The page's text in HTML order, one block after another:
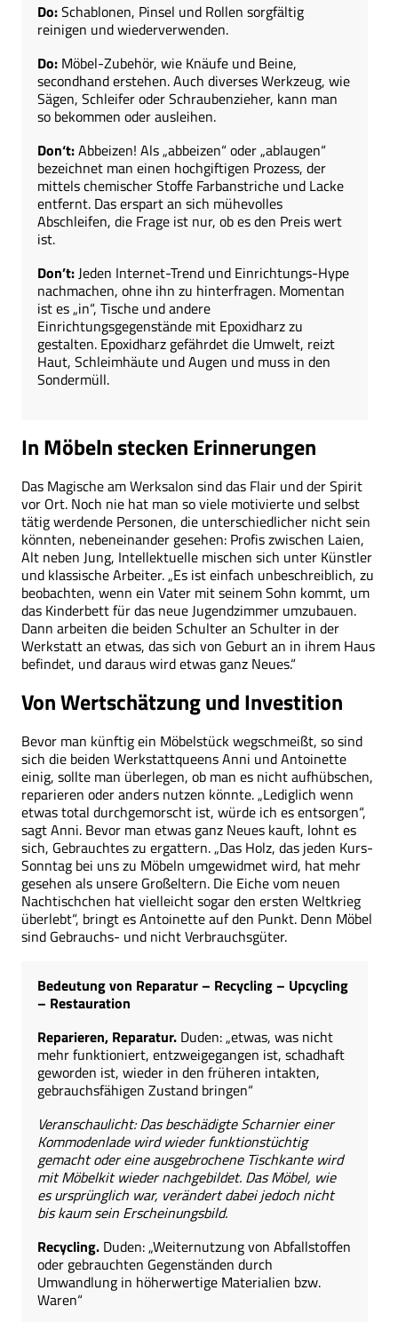
Do:Schablonen, Pinsel und Rollen sorgfältig
reinigen und wiederverwenden.
Do: Möbel-Zubehör, wie Knäufe und Beine,
secondhand erstehen. Auch diverses Werkzeug, wie
Sägen, Schleifer oder Schraubenzieher, kann man
so bekommen oder ausleihen.
Don‘t:Abbeizen! Als „abbeizen“ oder „ablaugen“
bezeichnet man einen hochgiftigen Prozess, der
mittels chemischer Stoffe Farbanstriche und Lacke
entfernt. Das erspart an sich mühevolles
Abschleifen, die Frage ist nur, ob es den Preis wert
ist.
Don’t:Jeden Internet-Trend und Einrichtungs-Hype
nachmachen, ohne ihn zu hinterfragen. Momentan
ist es „in“, Tische und andere
Einrichtungsgegenstände mit Epoxidharz zu
gestalten. Epoxidharz gefährdet die Umwelt, reizt
Haut, Schleimhäute und Augen und muss in den
Sondermüll.
In Möbeln stecken Erinnerungen
Das Magische am Werksalon sind das Flair und der Spirit
vor Ort. Noch nie hat man so viele motivierte und selbst
tätig werdende Personen, die unterschiedlicher nicht sein
könnten, nebeneinander gesehen: Profis zwischen Laien,
Alt neben Jung, Intellektuelle mischen sich unter Künstler
und klassische Arbeiter. „Es ist einfach unbeschreiblich, zu
beobachten, wenn ein Vater mit seinem Sohn kommt, um
das Kinderbett für das neue Jugendzimmer umzubauen.
Dann arbeiten die beiden Schulter an Schulter in der
Werkstatt an etwas, das sich von Geburt an in ihrem Haus
befindet, und daraus wird etwas ganz Neues.“
Von Wertschätzung und Investition
Bevor man künftig ein Möbelstück wegschmeißt, so sind
sich die beiden Werkstattqueens Anni und Antoinette
einig, sollte man überlegen, ob man es nicht aufhübschen,
reparieren oder anders nutzen könnte. „Lediglich wenn
etwas total durchgemorscht ist, würde ich es entsorgen“,
sagt Anni. Bevor man etwas ganz Neues kauft, lohnt es
sich, Gebrauchtes zu ergattern. „Das Holz, das jeden Kurs-
Sonntag bei uns zu Möbeln umgewidmet wird, hat mehr
gesehen als unsere Großeltern. Die Eiche vom neuen
Nachtischchen hat vielleicht sogar den ersten Weltkrieg
überlebt“, bringt es Antoinette auf den Punkt. Denn Möbel
sind Gebrauchs- und nicht Verbrauchsgüter.
Bedeutung von Reparatur – Recycling – Upcycling
– Restauration
Reparieren, Reparatur. Duden: „etwas, was nicht
mehr funktioniert, entzweigegangen ist, schadhaft
geworden ist, wieder in den früheren intakten,
gebrauchsfähigen Zustand bringen“
Veranschaulicht: Das beschädigte Scharnier einer
Kommodenlade wird wieder funktionstüchtig
gemacht oder eine ausgebrochene Tischkante wird
mit Möbelkit wieder nachgebildet. Das Möbel, wie
es ursprünglich war, verändert dabei jedoch nicht
bis kaum sein Erscheinungsbild.
Recycling. Duden: „Weiternutzung von Abfallstoffen
oder gebrauchten Gegenständen durch
Umwandlung in höherwertige Materialien bzw.
Waren“